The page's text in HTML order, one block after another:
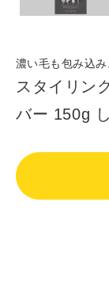
濃い毛も包み込
スタイリン
バー 150g